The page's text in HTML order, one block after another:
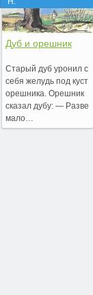
Дуб и орешник
Старый дуб уронил с
себя желудь под куст
орешника. Орешник
сказал дубу: — Разве
мало…